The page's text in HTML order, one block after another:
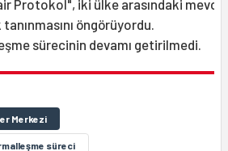
Protokol", iki ülke arasındaki mevcut
tanınmasını öngörüyordu.
sürecinin devamı getirilmedi.
Merkezi
süreci